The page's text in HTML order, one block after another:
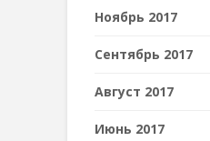
Ноябрь 2017
Сентябрь 2017
Август 2017
Июнь 2017